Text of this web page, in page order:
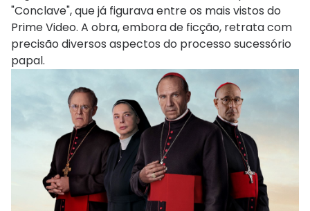
"Conclave", que já figurava entre os mais vistos do
Prime Video. A obra, embora de ficção, retrata com
precisão diversos aspectos do processo sucessório
papal.